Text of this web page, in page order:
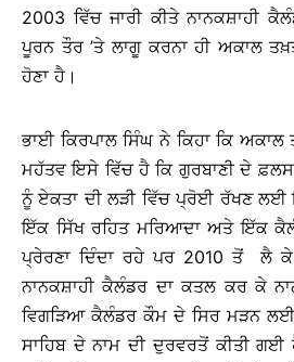
2003 ਵਿੱਚ ਜਾਰੀ ਕੀਤੇ ਨਾਨਕਸ਼ਾਹੀ
ਪੂਰਨ ਤੌਰ ’ਤੇ ਲਾਗੂ ਕਰਨਾ ਹੀ ਅਕਾਲ
ਹੋਣਾ ਹੈ।
ਭਾਈ ਕਿਰਪਾਲ ਸਿੰਘ ਨੇ ਕਿਹਾ ਕਿ ਅਕਾਲ
ਮਹੱਤਵ ਇਸੇ ਵਿੱਚ ਹੈ ਕਿ ਗੁਰਬਾਣੀ ਦੇ
ਨੂੰ ਏਕਤਾ ਦੀ ਲੜੀ ਵਿੱਚ ਪ੍ਰੋਈ ਰੱਖਣ ਲਈ
ਇੱਕ ਸਿੱਖ ਰਹਿਤ ਮਰਿਆਦਾ ਅਤੇ ਇੱਕ
ਪ੍ਰੇਰਣਾ ਦਿੰਦਾ ਰਹੇ ਪਰ 2010 ਤੋਂ ਲੈ ਕੇ
ਨਾਨਕਸ਼ਾਹੀ ਕੈਲੰਡਰ ਦਾ ਕਤਲ ਕਰ ਕੇ
ਵਿਗੜਿਆ ਕੈਲੰਡਰ ਕੌਮ ਦੇ ਸਿਰ ਮੜਨ
ਸਾਹਿਬ ਦੇ ਨਾਮ ਦੀ ਦੁਰਵਰਤੋਂ ਕੀਤੀ